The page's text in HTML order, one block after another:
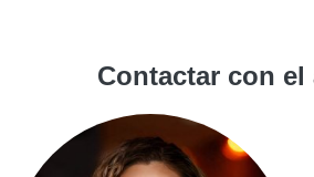
Contactar con el